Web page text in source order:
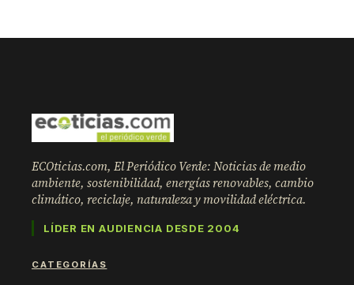
ECOticias.com, El Periódico Verde: Noticias de medio
ambiente, sostenibilidad, energías renovables, cambio
climático, reciclaje, naturaleza y movilidad eléctrica.
LÍDER EN AUDIENCIA DESDE 2004
CATEGORÍAS